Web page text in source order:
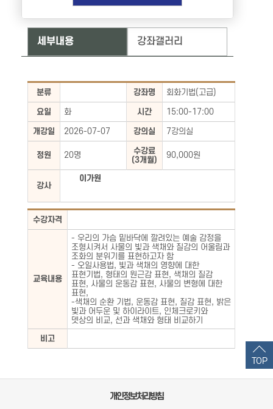
세부내용 강좌갤러리
분류 강좌명 회화기법(고급)
요일 화 시간 15:00-17:00
개강일 2026-07-07 강의실 7강의실
정원 20명
수강료
(3개월)
90,000원
강사
이가원
수강자격
교육내용
- 우리의 가슴 밑바닥에 깔려있는 예술 감정을
조형시켜서 사물의 빛과 색채와 질감의 어울림과
조화의 분위기를 표현하고자 함
- 오일사용법, 빛과 색채의 영향에 대한
표현기법, 형태의 원근감 표현, 색채의 질감
표현, 사물의 운동감 표현, 사물의 변형에 대한
표현,
-색채의 순환 기법, 운동감 표현, 질감 표현, 밝은
빛과 어두운 및 하이라이트, 인체크로키와
뎃상의 비교, 선과 색채와 형태 비교하기
비고
개인정보처리방침
TOP